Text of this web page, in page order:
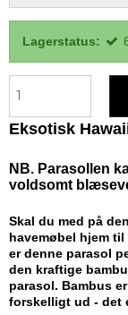
Lagerstatus:
Eksotisk
NB. Parasollen
voldsomt
Skal du med på
havemøbel hjem
er denne parasol
den kraftige
parasol. Bambus
forskelligt ud - det